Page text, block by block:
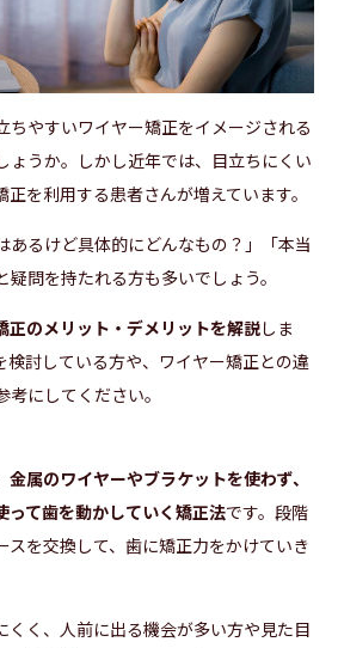
ちやすいワイヤー矯正をイメージされる
ょうか。しかし近年では、目立ちにくい
を利用する患者さんが増えています。
あるけど具体的にどんなもの？」「本当
問を持たれる方も多いでしょう。
正のメリット・デメリットを解説しま
検討している方や、ワイヤー矯正との違
にしてください。
金属のワイヤーやブラケットを使わず、
って歯を動かしていく矯正法です。段階
スを交換して、歯に矯正力をかけていき
くく、人前に出る機会が多い方や見た目